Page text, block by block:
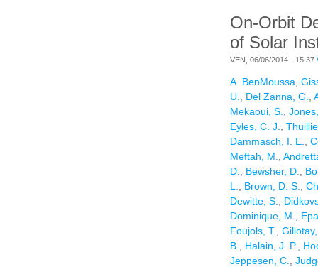
On-Orbit
of Solar
VEN, 06/06/2014 - 15:37
A. BenMoussa
U.
Del Zanna, G.
Mekaoui, S.
Eyles, C. J.
Dammasch, I. E.
Meftah, M.
D.
Bewsher, D.
L.
Brown, D. S.
Dewitte, S.
Dominique, M.
Foujols, T.
B.
Halain, J. P.
Jeppesen, C.